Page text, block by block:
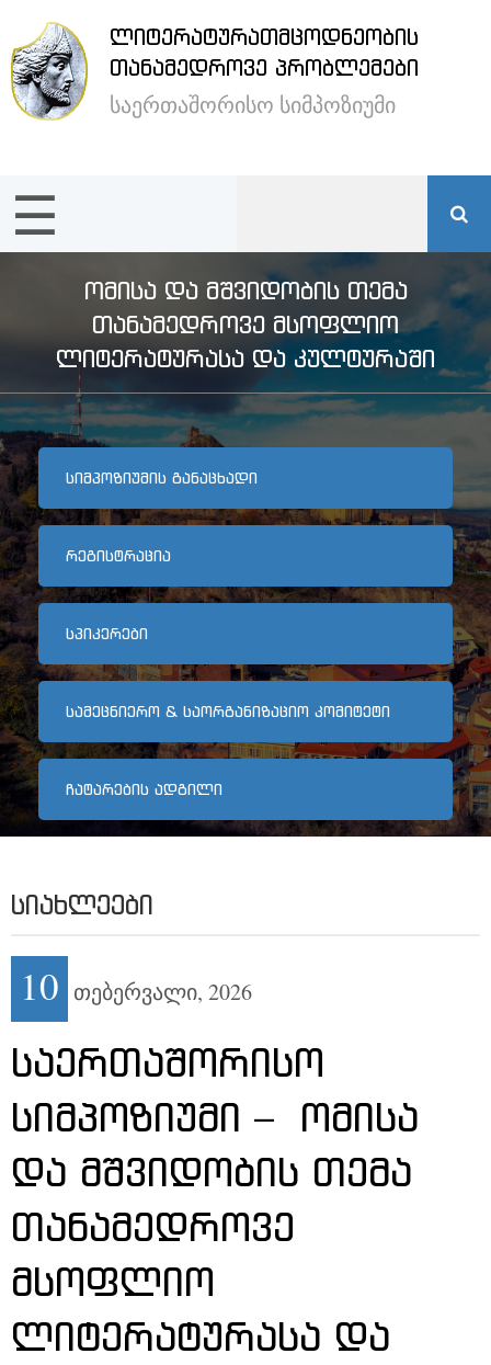
ᲚᲘᲢᲔᲠᲐᲢᲣᲠᲐᲗᲛᲪᲝᲓᲜᲔᲝᲑᲘᲡ
ᲗᲐᲜᲐᲛᲔᲓᲠᲝᲕᲔ ᲞᲠᲝᲑᲚᲔᲛᲔᲑᲘ
საერთაშორისო სიმპოზიუმი
×
ენა /
მთავარი
სიმპოზიუმის
შესახებ
სტუმრების
განთავსება
არქივი
კონტაქტი
☰
ᲝᲛᲘᲡᲐ ᲓᲐ ᲛᲨᲕᲘᲓᲝᲑᲘᲡ ᲗᲔᲛᲐ
ᲗᲐᲜᲐᲛᲔᲓᲠᲝᲕᲔ ᲛᲡᲝᲤᲚᲘᲝ
ᲚᲘᲢᲔᲠᲐᲢᲣᲠᲐᲡᲐ ᲓᲐ ᲙᲣᲚᲢᲣᲠᲐᲨᲘ
ᲡᲘᲛᲞᲝᲖᲘᲣᲛᲘᲡ ᲒᲐᲜᲐᲪᲮᲐᲓᲘ
ᲠᲔᲒᲘᲡᲢᲠᲐᲪᲘᲐ
ᲡᲞᲘᲙᲔᲠᲔᲑᲘ
ᲡᲐᲛᲔᲪᲜᲘᲔᲠᲝ & ᲡᲐᲝᲠᲒᲐᲜᲘᲖᲐᲪᲘᲝ ᲙᲝᲛᲘᲢᲔᲢᲘ
ᲩᲐᲢᲐᲠᲔᲑᲘᲡ ᲐᲓᲒᲘᲚᲘ
ᲡᲘᲐᲮᲚᲔᲔᲑᲘ
10 თებერვალი, 2026
ᲡᲐᲔᲠᲗᲐᲨᲝᲠᲘᲡᲝ
ᲡᲘᲛᲞᲝᲖᲘᲣᲛᲘ – ᲝᲛᲘᲡᲐ
ᲓᲐ ᲛᲨᲕᲘᲓᲝᲑᲘᲡ ᲗᲔᲛᲐ
ᲗᲐᲜᲐᲛᲔᲓᲠᲝᲕᲔ
ᲛᲡᲝᲤᲚᲘᲝ
ᲚᲘᲢᲔᲠᲐᲢᲣᲠᲐᲡᲐ ᲓᲐ